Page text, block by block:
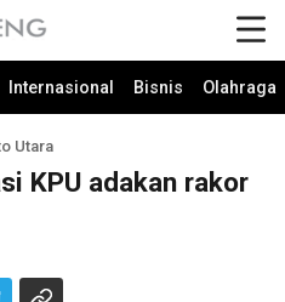
Internasional Bisnis Olahraga
Utara
KPU adakan rakor